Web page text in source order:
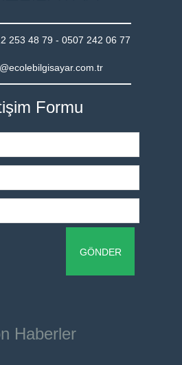
253 48 79 - 0507 242 06 77
Formu
Haberler